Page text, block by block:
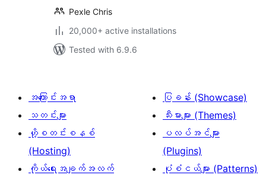
Pexle Chris
20,000+ active installations
Tested with 6.9.6
အကြောင်းအရာ
သတင်းများ
ဟို့စတင်းစနစ်
(Hosting)
ကိုယ်ရေးအချက်အလက်
ပြခန်း (Showcase)
သီးမားများ (Themes)
ပလပ်အင်များ
(Plugins)
ပုံစံငယ်များ (Patterns)